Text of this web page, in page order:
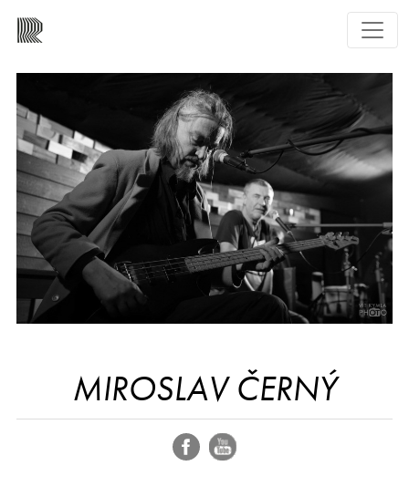
MIROSLAV ČERNÝ